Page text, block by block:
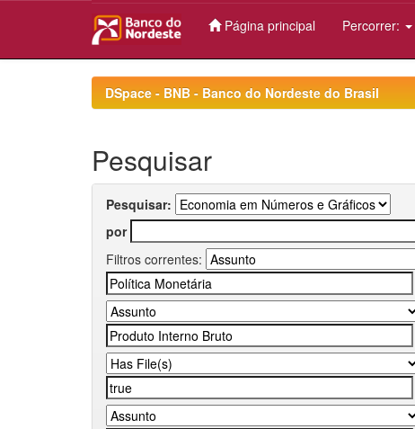
Página principal Percorrer:
DSpace - BNB - Banco do Nordeste do Brasil
Pesquisar
Pesquisar:
por
Filtros correntes: